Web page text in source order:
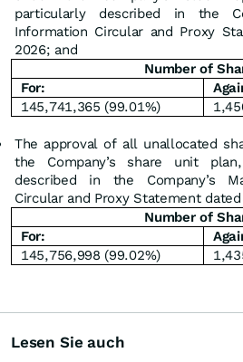
particularly described in the
Information Circular and Proxy
2026; and
Number of
For:
145,741,365 (99.01%)
The approval of all unallocated
the Company’s share unit
described in the Company’s
Circular and Proxy Statement
Number of
For:
145,756,998 (99.02%)
Lesen Sie auch